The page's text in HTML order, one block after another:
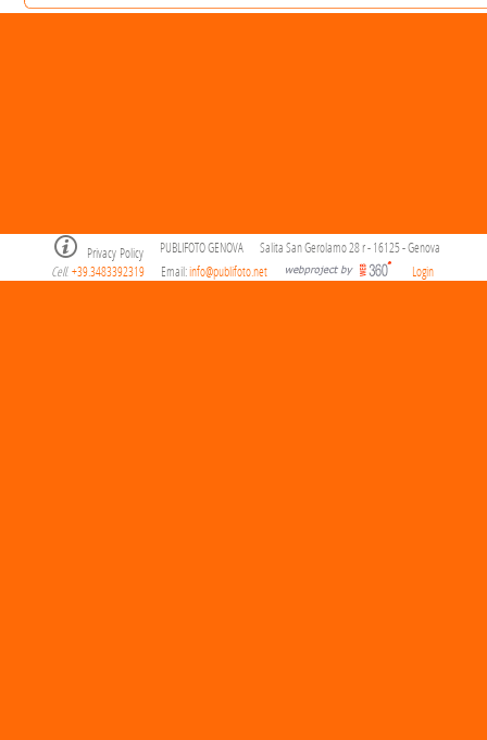
Privacy Policy PUBLIFOTO GENOVA
Salita San Gerolamo 28 r - 16125 - Genova
Cell. +39.3483392319 Email:info@publifoto.net Login